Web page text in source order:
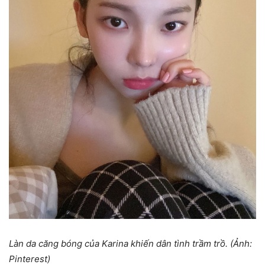
Làn da căng bóng của Karina khiến dân tình trầm trồ. (Ảnh:
Pinterest)